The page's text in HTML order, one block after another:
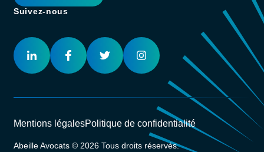
Suivez-nous
Mentions légalesPolitique de confidentialité
Abeille Avocats © 2026 Tous droits réservés.